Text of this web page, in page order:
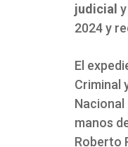
judicial
2024 y
El
Criminal
Nacional
manos
Roberto